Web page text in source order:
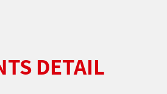
DETAIL